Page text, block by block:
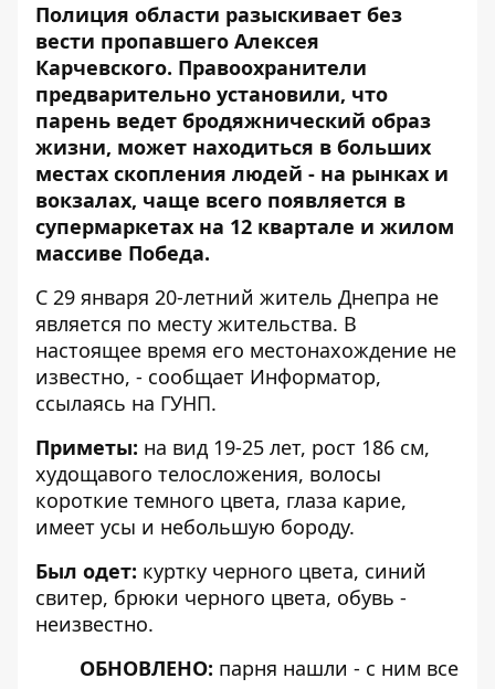
Полиция области разыскивает без
вести пропавшего Алексея
Карчевского. Правоохранители
предварительно установили, что
парень ведет бродяжнический образ
жизни, может находиться в больших
местах скопления людей - на рынках и
вокзалах, чаще всего появляется в
супермаркетах на 12 квартале и жилом
массиве Победа.
С 29 января 20-летний житель Днепра не
является по месту жительства. В
настоящее время его местонахождение не
известно, - сообщает Информатор,
ссылаясь на ГУНП.
Приметы: на вид 19-25 лет, рост 186 см,
худощавого телосложения, волосы
короткие темного цвета, глаза карие,
имеет усы и небольшую бороду.
Был одет: куртку черного цвета, синий
свитер, брюки черного цвета, обувь -
неизвестно.
ОБНОВЛЕНО: парня нашли - с ним все